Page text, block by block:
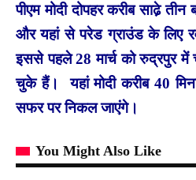
पीएम मोदी दोपहर करीब साढे़ तीन
और यहां से परेड ग्राउंड के लिए
इससे पहले 28 मार्च को रुद्रपुर में
चुके हैं। यहां मोदी करीब 40
सफर पर निकल जाएंगे।
You Might Also Like